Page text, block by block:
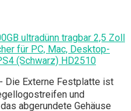
ultradünn tragbar 2,5 Zoll
für PC, Mac, Desktop-
(Schwarz) HD2510
Die Externe Festplatte ist
und
abgerundete Gehäuse